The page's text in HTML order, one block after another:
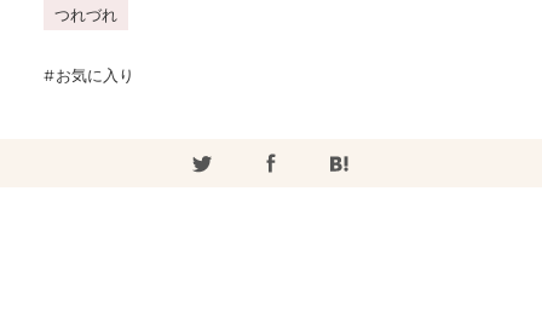
つれづれ
お気に入り